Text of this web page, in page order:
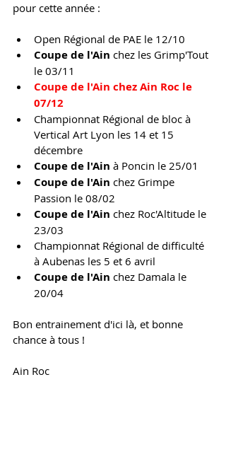
pour cette année :
Open Régional de PAE le 12/10
Coupe de l'Ain chez les Grimp'Tout
le 03/11
Coupe de l'Ain chez Ain Roc le
07/12
Championnat Régional de bloc à
Vertical Art Lyon les 14 et 15
décembre
Coupe de l'Ain à Poncin le 25/01
Coupe de l'Ain chez Grimpe
Passion le 08/02
Coupe de l'Ain chez Roc'Altitude le
23/03
Championnat Régional de difficulté
à Aubenas les 5 et 6 avril
Coupe de l'Ain chez Damala le
20/04
Bon entrainement d'ici là, et bonne
chance à tous !
Ain Roc